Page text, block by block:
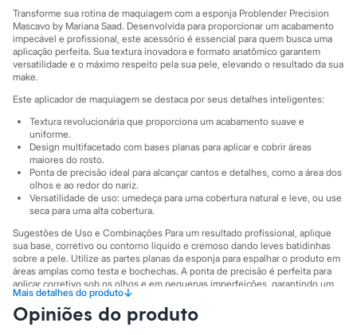
Sapatilhas
Tênis
Marcas
City
Clock House
Mindset
Sawary
Yessica
Moda esportiva
Acessórios
Blusas
Calçados
Leggings
Shorts e Bermudas
Tops
Moda íntima
Calcinhas
Cintas e Modeladores
Meias
Pijamas
Sutiãs e Tops
Moda praia
Biquínis
Transforme sua rotina de maquiagem com a esponja Problender Precision
Mascavo by Mariana Saad. Desenvolvida para proporcionar um acabamento
impecável e profissional, este acessório é essencial para quem busca uma
aplicação perfeita. Sua textura inovadora e formato anatômico garantem
versatilidade e o máximo respeito pela sua pele, elevando o resultado da sua
make.
Este aplicador de maquiagem se destaca por seus detalhes inteligentes:
Textura revolucionária que proporciona um acabamento suave e
uniforme.
Design multifacetado com bases planas para aplicar e cobrir áreas
maiores do rosto.
Ponta de precisão ideal para alcançar cantos e detalhes, como a área dos
olhos e ao redor do nariz.
Versatilidade de uso: umedeça para uma cobertura natural e leve, ou use
seca para uma alta cobertura.
Sugestões de Uso e Combinações Para um resultado profissional, aplique
sua base, corretivo ou contorno líquido e cremoso dando leves batidinhas
sobre a pele. Utilize as partes planas da esponja para espalhar o produto em
áreas amplas como testa e bochechas. A ponta de precisão é perfeita para
aplicar corretivo sob os olhos e em pequenas imperfeições, garantindo um
acabamento detalhado e sem marcas.
A gente se encontra na C&A! ❤
Mais detalhes do produto↓
Opiniões do produto